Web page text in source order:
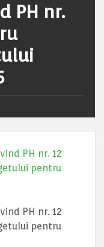
PH nr.
PH nr. 12
pentru
PH nr. 12
pentru